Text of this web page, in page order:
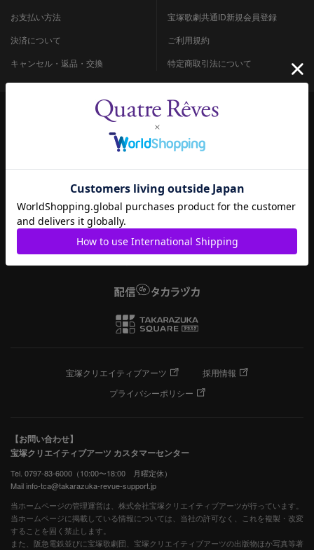
お支払い方法
決済について
キャンセル・返品・交換
宝塚歌劇共通ID新規会員登録
ご利用規約
特定商取引法について
宝塚クリエイティブアーツ
採用情報
プライバシーポリシー
【お問い合わせ】
宝塚クリエイティブアーツ カスタマーセンター
Tel. 0797-83-6000（10:00〜18:00 月曜定休）
Mail info-tca@takarazuka-revue-support.jp
当ホームページの管理運営は、株式会社宝塚クリエイティブアーツが行っています。
当ホームページに掲載している情報については、当社の許可なく、これを複製・改変
することを固く禁止します。
また、阪急電鉄並びに宝塚歌劇団、宝塚クリエイティブアーツの出版物ほか写真等著